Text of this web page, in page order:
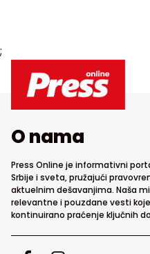
;
O nama
Press Online je informativni
Srbije i sveta, pružajući
aktuelnim dešavanjima. Naša
relevantne i pouzdane vesti
kontinuirano praćenje ključnih